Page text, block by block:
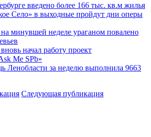
введено более 166 тыс. кв.м жилья
Село» в выходные пройдут дни оперы
минувшей неделе ураганом повалено
начал работу проект
Me SPb»
Ленобласти за неделю выполнила 9663
Следующая публикация